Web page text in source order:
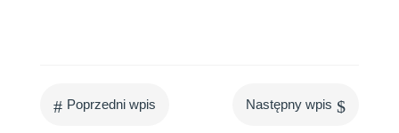
# Poprzedni wpis Następny wpis $